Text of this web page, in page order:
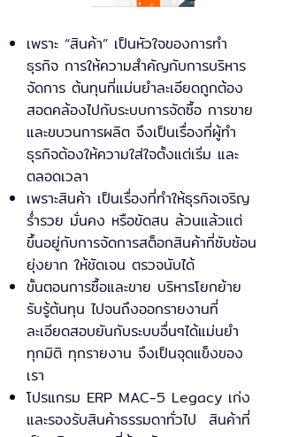
เพราะ “สินค้า” เป็นหัวใจของการทำ
ธุรกิจ การให้ความสำคัญกับการบริหาร
จัดการ ต้นทุนที่แม่นยำละเอียดถูกต้อง
สอดคล้องไปกับระบบการจัดซื้อ การขาย
และขบวนการผลิต จึงเป็นเรื่องที่ผู้ทำ
ธุรกิจต้องให้ความใส่ใจตั้งแต่เริ่ม และ
ตลอดเวลา
เพราะสินค้า เป็นเรื่องที่ทำให้ธุรกิจเจริญ
ร่ำรวย มั่นคง หรือขัดสน ล้วนแล้วแต่
ขึ้นอยู่กับการจัดการสต็อกสินค้าที่ซับซ้อน
ยุ่งยาก ให้ชัดเจน ตรวจนับได้
ขั้นตอนการซื้อและขาย บริหารโยกย้าย
รับรู้ต้นทุน ไปจนถึงออกรายงานที่
ละเอียดสอบยันกับระบบอื่นๆได้แม่นยำ
ทุกมิติ ทุกรายงาน จึงเป็นจุดแข็งของ
เรา
โปรแกรม ERP MAC-5 Legacy เก่ง
และรองรับสินค้าธรรมดาทั่วไป สินค้าที่